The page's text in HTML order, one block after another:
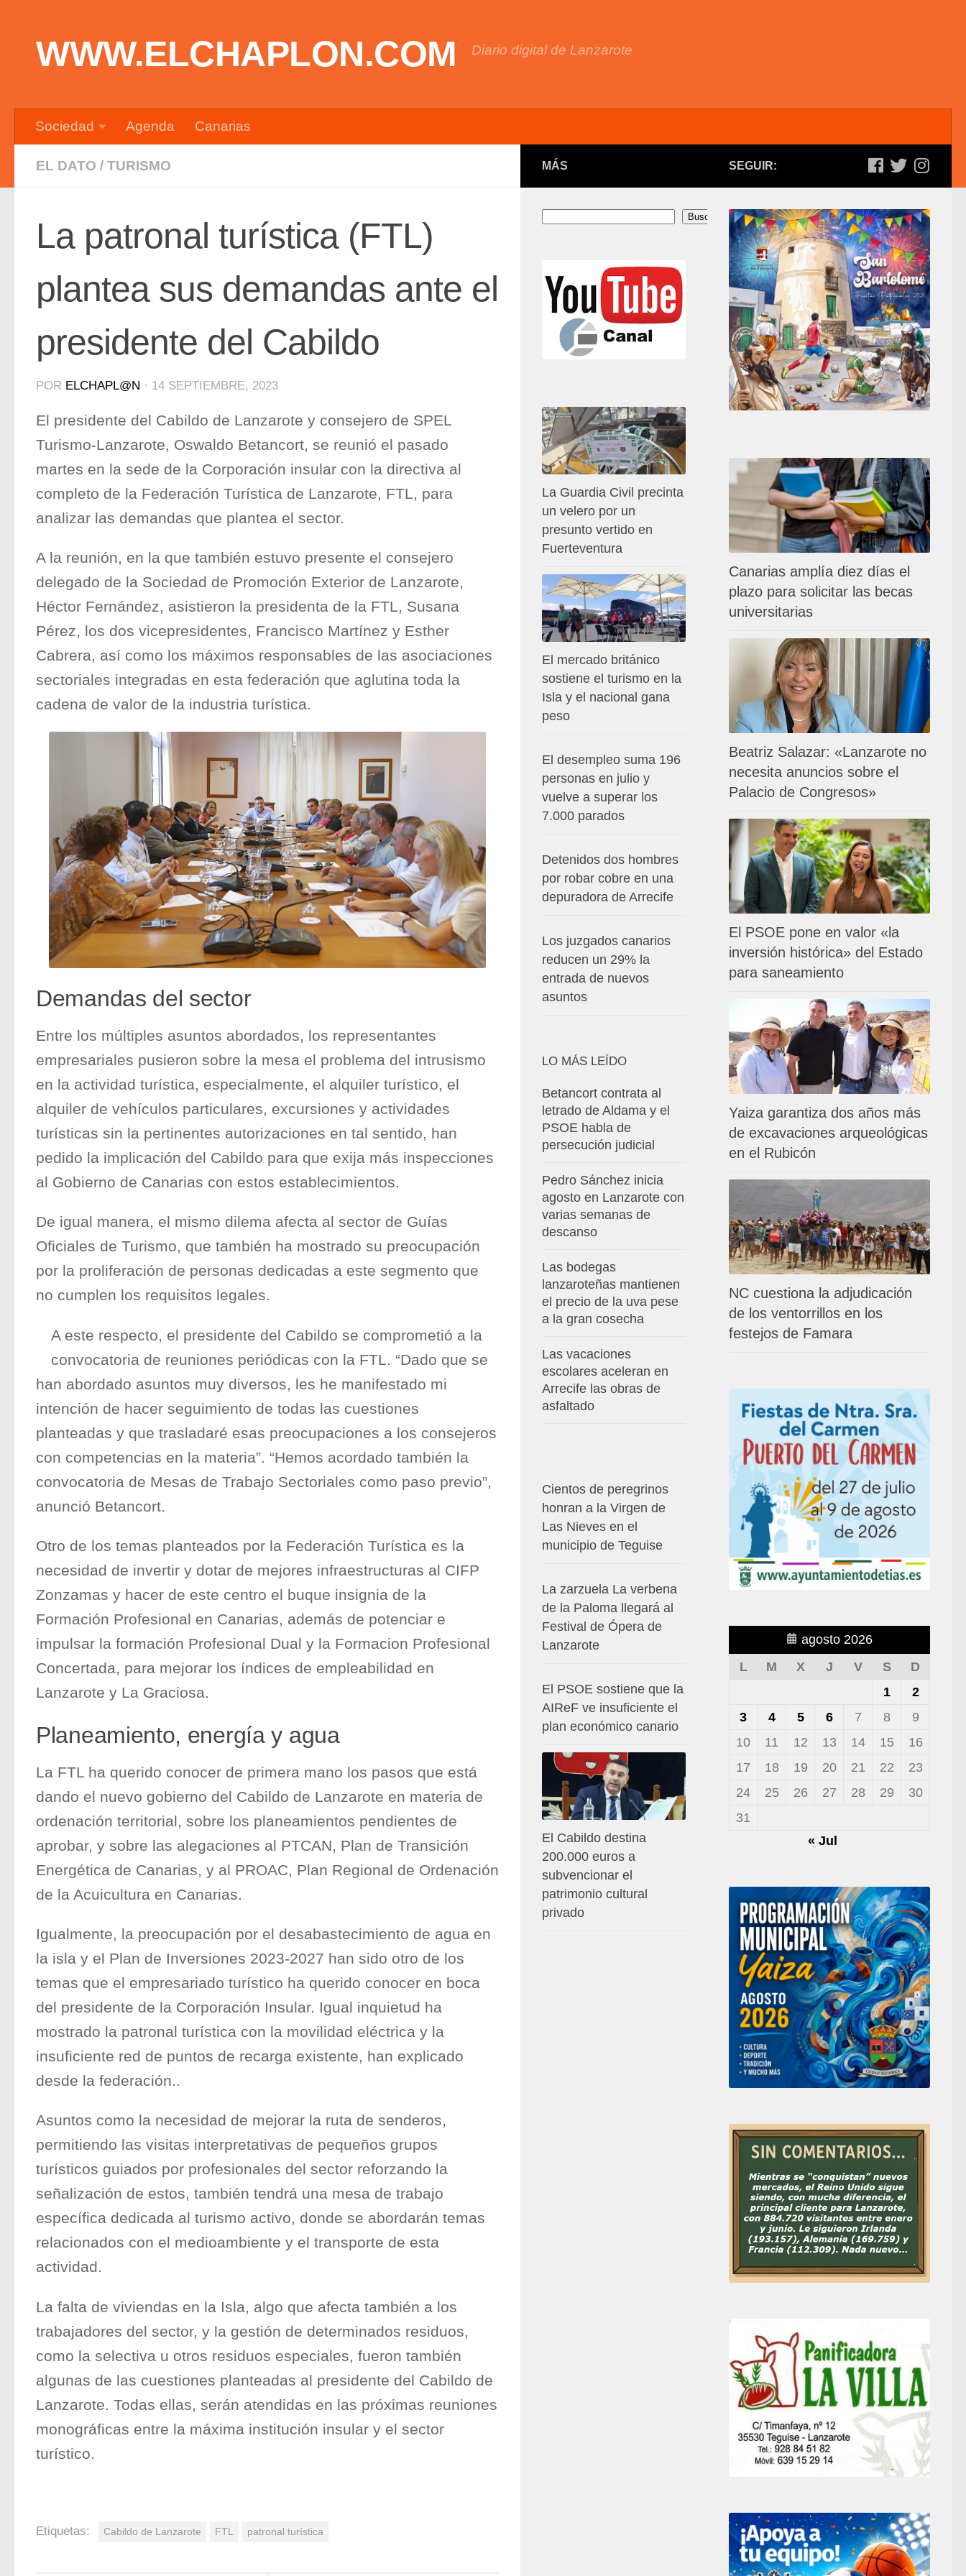
WWW.ELCHAPLON.COM Diario digital de Lanzarote
Sociedad Agenda Canarias
EL DATO / TURISMO
La patronal turística (FTL)
plantea sus demandas ante el
presidente del Cabildo
POR ELCHAPL@N · 14 SEPTIEMBRE, 2023
El presidente del Cabildo de Lanzarote y consejero de SPEL
Turismo-Lanzarote, Oswaldo Betancort, se reunió el pasado
martes en la sede de la Corporación insular con la directiva al
completo de la Federación Turística de Lanzarote, FTL, para
analizar las demandas que plantea el sector.
A la reunión, en la que también estuvo presente el consejero
delegado de la Sociedad de Promoción Exterior de Lanzarote,
Héctor Fernández, asistieron la presidenta de la FTL, Susana
Pérez, los dos vicepresidentes, Francisco Martínez y Esther
Cabrera, así como los máximos responsables de las asociaciones
sectoriales integradas en esta federación que aglutina toda la
cadena de valor de la industria turística.
Demandas del sector
Entre los múltiples asuntos abordados, los representantes
empresariales pusieron sobre la mesa el problema del intrusismo
en la actividad turística, especialmente, el alquiler turístico, el
alquiler de vehículos particulares, excursiones y actividades
turísticas sin la pertinentes autorizaciones en tal sentido, han
pedido la implicación del Cabildo para que exija más inspecciones
al Gobierno de Canarias con estos establecimientos.
De igual manera, el mismo dilema afecta al sector de Guías
Oficiales de Turismo, que también ha mostrado su preocupación
por la proliferación de personas dedicadas a este segmento que
no cumplen los requisitos legales.
A este respecto, el presidente del Cabildo se comprometió a la
convocatoria de reuniones periódicas con la FTL. “Dado que se
han abordado asuntos muy diversos, les he manifestado mi
intención de hacer seguimiento de todas las cuestiones
planteadas y que trasladaré esas preocupaciones a los consejeros
con competencias en la materia”. “Hemos acordado también la
convocatoria de Mesas de Trabajo Sectoriales como paso previo”,
anunció Betancort.
Otro de los temas planteados por la Federación Turística es la
necesidad de invertir y dotar de mejores infraestructuras al CIFP
Zonzamas y hacer de este centro el buque insignia de la
Formación Profesional en Canarias, además de potenciar e
impulsar la formación Profesional Dual y la Formacion Profesional
Concertada, para mejorar los índices de empleabilidad en
Lanzarote y La Graciosa.
Planeamiento, energía y agua
La FTL ha querido conocer de primera mano los pasos que está
dando el nuevo gobierno del Cabildo de Lanzarote en materia de
ordenación territorial, sobre los planeamientos pendientes de
aprobar, y sobre las alegaciones al PTCAN, Plan de Transición
Energética de Canarias, y al PROAC, Plan Regional de Ordenación
de la Acuicultura en Canarias.
Igualmente, la preocupación por el desabastecimiento de agua en
la isla y el Plan de Inversiones 2023-2027 han sido otro de los
temas que el empresariado turístico ha querido conocer en boca
del presidente de la Corporación Insular. Igual inquietud ha
mostrado la patronal turística con la movilidad eléctrica y la
insuficiente red de puntos de recarga existente, han explicado
desde la federación..
Asuntos como la necesidad de mejorar la ruta de senderos,
permitiendo las visitas interpretativas de pequeños grupos
turísticos guiados por profesionales del sector reforzando la
señalización de estos, también tendrá una mesa de trabajo
específica dedicada al turismo activo, donde se abordarán temas
relacionados con el medioambiente y el transporte de esta
actividad.
La falta de viviendas en la Isla, algo que afecta también a los
trabajadores del sector, y la gestión de determinados residuos,
como la selectiva u otros residuos especiales, fueron también
algunas de las cuestiones planteadas al presidente del Cabildo de
Lanzarote. Todas ellas, serán atendidas en las próximas reuniones
monográficas entre la máxima institución insular y el sector
turístico.
Etiquetas: Cabildo de Lanzarote FTL patronal turística
SEGUIR:
Canarias amplía diez días el
plazo para solicitar las becas
universitarias
Beatriz Salazar: «Lanzarote no
necesita anuncios sobre el
Palacio de Congresos»
El PSOE pone en valor «la
inversión histórica» del Estado
para saneamiento
Yaiza garantiza dos años más
de excavaciones arqueológicas
en el Rubicón
NC cuestiona la adjudicación
de los ventorrillos en los
festejos de Famara
agosto 2026
L
M X J V S
D
1
2
3
4 5 6 7 8
9
10
11 12 13 14 15
16
17
18 19 20 21 22
23
24
25 26 27 28 29
30
31
« Jul
MÁS
Buscar
La Guardia Civil precinta
un velero por un
presunto vertido en
Fuerteventura
El mercado británico
sostiene el turismo en la
Isla y el nacional gana
peso
El desempleo suma 196
personas en julio y
vuelve a superar los
7.000 parados
Detenidos dos hombres
por robar cobre en una
depuradora de Arrecife
Los juzgados canarios
reducen un 29% la
entrada de nuevos
asuntos
LO MÁS LEÍDO
Betancort contrata al
letrado de Aldama y el
PSOE habla de
persecución judicial
Pedro Sánchez inicia
agosto en Lanzarote con
varias semanas de
descanso
Las bodegas
lanzaroteñas mantienen
el precio de la uva pese
a la gran cosecha
Las vacaciones
escolares aceleran en
Arrecife las obras de
asfaltado
Cientos de peregrinos
honran a la Virgen de
Las Nieves en el
municipio de Teguise
La zarzuela La verbena
de la Paloma llegará al
Festival de Ópera de
Lanzarote
El PSOE sostiene que la
AIReF ve insuficiente el
plan económico canario
El Cabildo destina
200.000 euros a
subvencionar el
patrimonio cultural
privado